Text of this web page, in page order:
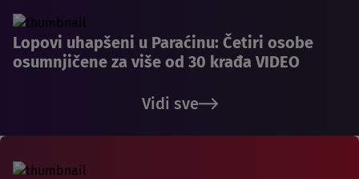
Lopovi uhapšeni u Paraćinu: Četiri osobe
osumnjičene za više od 30 krađa VIDEO
Vidi sve